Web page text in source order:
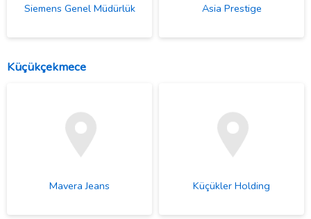
Siemens Genel Müdürlük Asia Prestige
Küçükçekmece
Mavera Jeans Küçükler Holding